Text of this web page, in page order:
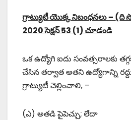
గ్రాట్యుటీ యొక్క నిబంధనలు – (ది
2020 సెక్షన్ 53 (1) చూడండి
ఒక ఉద్యోగి ఐదు సంవత్సరాలకు
చేసిన తర్వాత అతని ఉద్యోగాన్ని
గ్రాట్యుటీ చెల్లించాలి, –
(ఎ) అతడి పైపెచ్చు; లేదా